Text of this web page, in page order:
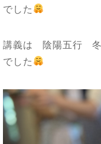
でした
講義は 陰陽五行 冬
でした